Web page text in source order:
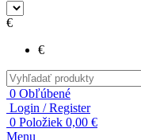
€
€
0 Obľúbené
Login / Register
0 Položiek 0,00 €
Menu